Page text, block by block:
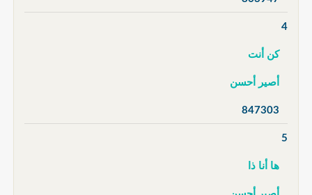
4
كن أنت
أصير أحسن
847303
5
ها أنا ذا